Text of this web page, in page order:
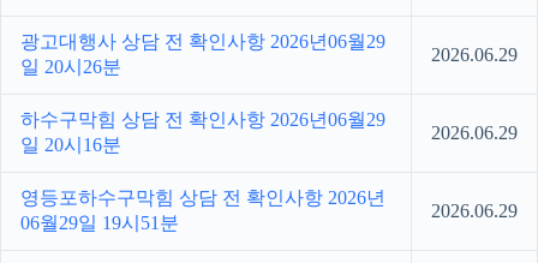
광고대행사 상담 전 확인사항 2026년06월29
일 20시26분
2026.06.29
하수구막힘 상담 전 확인사항 2026년06월29
일 20시16분
2026.06.29
영등포하수구막힘 상담 전 확인사항 2026년
06월29일 19시51분
2026.06.29